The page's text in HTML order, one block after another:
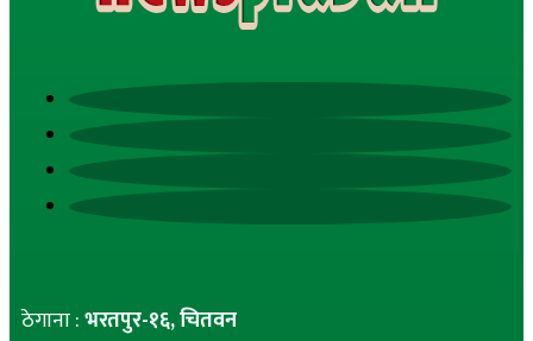
ठेगाना :भरतपुर-१६, चितवन